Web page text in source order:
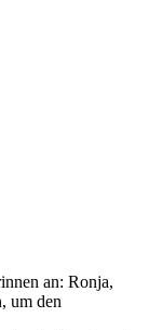
an: Ronja,
um den